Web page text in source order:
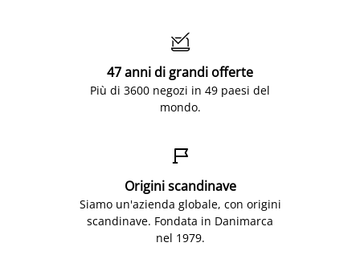

47 anni di grandi offerte
Più di 3600 negozi in 49 paesi del
mondo.

Origini scandinave
Siamo un'azienda globale, con origini
scandinave. Fondata in Danimarca
nel 1979.